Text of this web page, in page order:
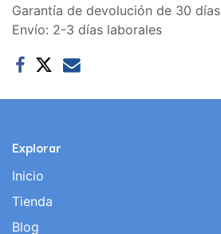
Garantía de devolución de 30 días
Envío: 2-3 días laborales
Explorar
Inicio
Tienda
Blog